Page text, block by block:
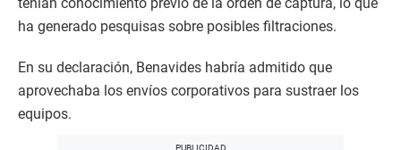
ha generado pesquisas sobre posibles filtraciones.
En su declaración, Benavides habría admitido que
aprovechaba los envíos corporativos para sustraer los
equipos.